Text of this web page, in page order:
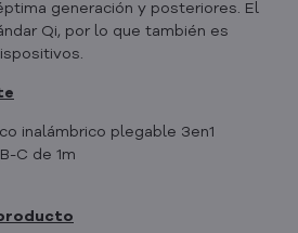
generación y posteriores. El
Qi, por lo que también es
inalámbrico plegable 3en1
C de 1m